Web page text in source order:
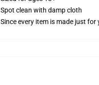
Spot clean with damp cloth
Since every item is made just